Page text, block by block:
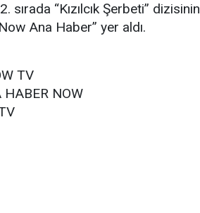
sırada “Kızılcık Şerbeti” dizisinin
Ana Haber” yer aldı.
TV
HABER NOW